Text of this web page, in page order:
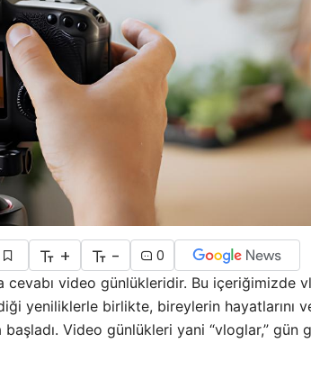
+ -
0
cevabı video günlükleridir. Bu içeriğimizde
yeniliklerle birlikte, bireylerin hayatlarını ve
Video günlükleri yani “vloglar,” gün